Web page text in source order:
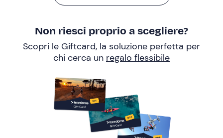
Non riesci proprio a scegliere?
Scopri le Giftcard, la soluzione perfetta per
chi cerca un regalo flessibile